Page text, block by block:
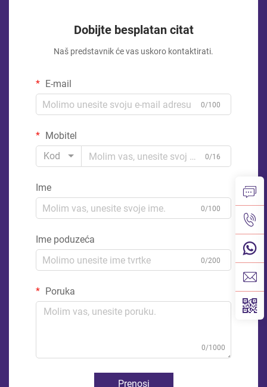
Dobijte besplatan citat
Naš predstavnik će vas uskoro kontaktirati.
E-mail
0/100
Mobitel
Kod
0/16
Ime
0/100
Ime poduzeća
0/200
Poruka
0/1000
Prenosi